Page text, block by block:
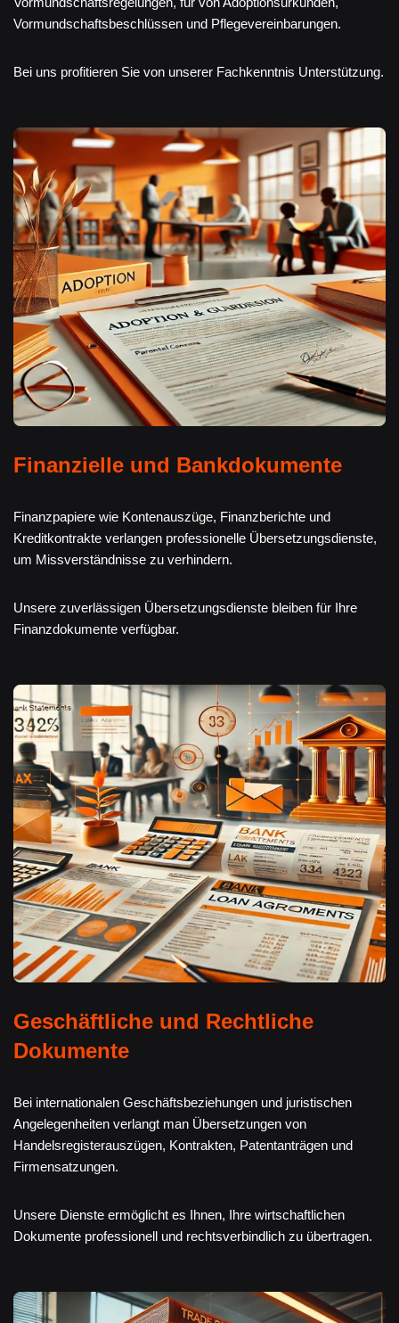
Vormundschaftsbeschlüssen und Pflegevereinbarungen.
Bei uns profitieren Sie von unserer Fachkenntnis Unterstützung.
Finanzielle und Bankdokumente
Finanzpapiere wie Kontenauszüge, Finanzberichte und
Kreditkontrakte verlangen professionelle Übersetzungsdienste,
um Missverständnisse zu verhindern.
Unsere zuverlässigen Übersetzungsdienste bleiben für Ihre
Finanzdokumente verfügbar.
Geschäftliche und Rechtliche
Dokumente
Bei internationalen Geschäftsbeziehungen und juristischen
Angelegenheiten verlangt man Übersetzungen von
Handelsregisterauszügen, Kontrakten, Patentanträgen und
Firmensatzungen.
Unsere Dienste ermöglicht es Ihnen, Ihre wirtschaftlichen
Dokumente professionell und rechtsverbindlich zu übertragen.